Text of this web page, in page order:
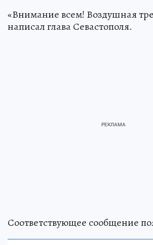
«Внимание всем! Воздушная
написал глава Севастополя.
Соответствующее сообщение